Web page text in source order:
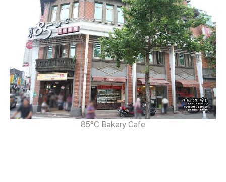
85°C Bakery Cafe